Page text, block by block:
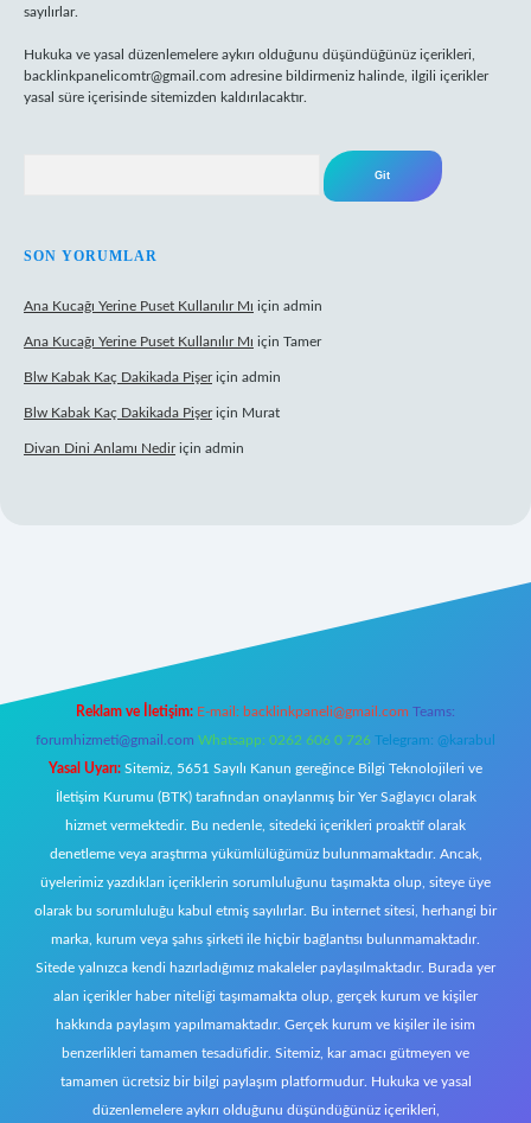
sayılırlar.
Hukuka ve yasal düzenlemelere aykırı olduğunu düşündüğünüz içerikleri,
backlinkpanelicomtr@gmail.com adresine bildirmeniz halinde, ilgili içerikler
yasal süre içerisinde sitemizden kaldırılacaktır.
SON YORUMLAR
Ana Kucağı Yerine Puset Kullanılır Mı için admin
Ana Kucağı Yerine Puset Kullanılır Mı için Tamer
Blw Kabak Kaç Dakikada Pişeriçin admin
Blw Kabak Kaç Dakikada Pişeriçin Murat
Divan Dini Anlamı Nediriçin admin
Reklam ve İletişim: E-mail: backlinkpaneli@gmail.com Teams:
forumhizmeti@gmail.com Whatsapp: 0262 606 0 726 Telegram: @karabul
Yasal Uyarı: Sitemiz, 5651 Sayılı Kanun gereğince Bilgi Teknolojileri ve
İletişim Kurumu (BTK) tarafından onaylanmış bir Yer Sağlayıcı olarak
hizmet vermektedir. Bu nedenle, sitedeki içerikleri proaktif olarak
denetleme veya araştırma yükümlülüğümüz bulunmamaktadır. Ancak,
üyelerimiz yazdıkları içeriklerin sorumluluğunu taşımakta olup, siteye üye
olarak bu sorumluluğu kabul etmiş sayılırlar. Bu internet sitesi, herhangi bir
marka, kurum veya şahıs şirketi ile hiçbir bağlantısı bulunmamaktadır.
Sitede yalnızca kendi hazırladığımız makaleler paylaşılmaktadır. Burada yer
alan içerikler haber niteliği taşımamakta olup, gerçek kurum ve kişiler
hakkında paylaşım yapılmamaktadır. Gerçek kurum ve kişiler ile isim
benzerlikleri tamamen tesadüfidir. Sitemiz, kar amacı gütmeyen ve
tamamen ücretsiz bir bilgi paylaşım platformudur. Hukuka ve yasal
düzenlemelere aykırı olduğunu düşündüğünüz içerikleri,